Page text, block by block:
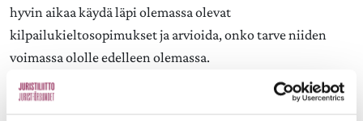
hyvin aikaa käydä läpi olemassa olevat
kilpailukieltosopimukset ja arvioida, onko tarve niiden
voimassa ololle edelleen olemassa.
Uudistus on selkeä harppaus oikeaan